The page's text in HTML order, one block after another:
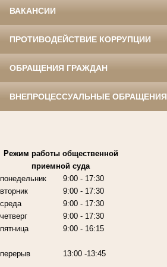
ВАКАНСИИ
ПРОТИВОДЕЙСТВИЕ КОРРУПЦИИ
ОБРАЩЕНИЯ ГРАЖДАН
ВНЕПРОЦЕССУАЛЬНЫЕ ОБРАЩЕНИЯ
Режим работыобщественной
приемной суда
понедельник
вторник
среда
четверг
пятница
9:00 - 17:30
9:00 - 17:30
9:00 - 17:30
9:00 - 17:30
9:00 - 16:15
перерыв 13:00 -13:45